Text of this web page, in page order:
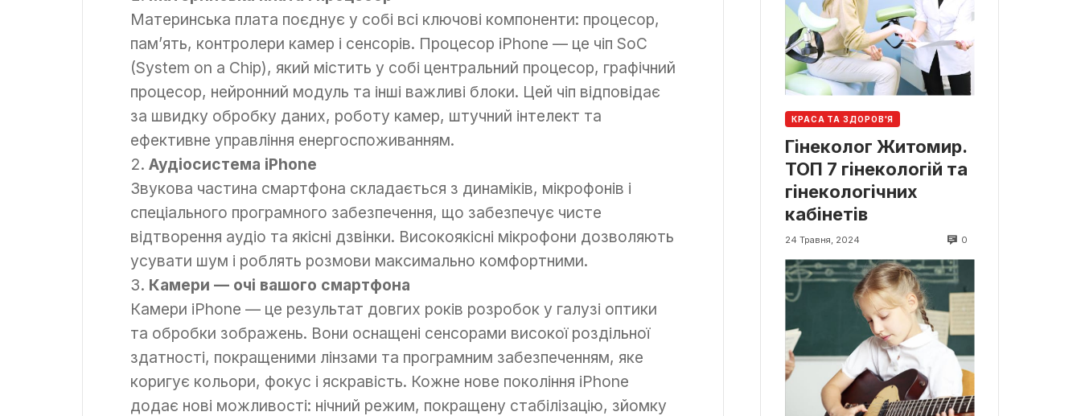
Материнська плата поєднує у собі всі ключові компоненти: процесор,
пам’ять, контролери камер і сенсорів. Процесор iPhone — це чіп SoC
(System on a Chip), який містить у собі центральний процесор, графічний
процесор, нейронний модуль та інші важливі блоки. Цей чіп відповідає
за швидку обробку даних, роботу камер, штучний інтелект та
ефективне управління енергоспоживанням.
Аудіосистема iPhone
Звукова частина смартфона складається з динаміків, мікрофонів і
спеціального програмного забезпечення, що забезпечує чисте
відтворення аудіо та якісні дзвінки. Високоякісні мікрофони дозволяють
усувати шум і роблять розмови максимально комфортними.
Камери — очі вашого смартфона
Камери iPhone — це результат довгих років розробок у галузі оптики
та обробки зображень. Вони оснащені сенсорами високої роздільної
здатності, покращеними лінзами та програмним забезпеченням, яке
коригує кольори, фокус і яскравість. Кожне нове покоління iPhone
додає нові можливості: нічний режим, покращену стабілізацію, зйомку
КРАСА ТА ЗДОРОВ'Я
Гінеколог Житомир.
ТОП 7 гінекологій та
гінекологічних
кабінетів
24 Травня, 2024 0